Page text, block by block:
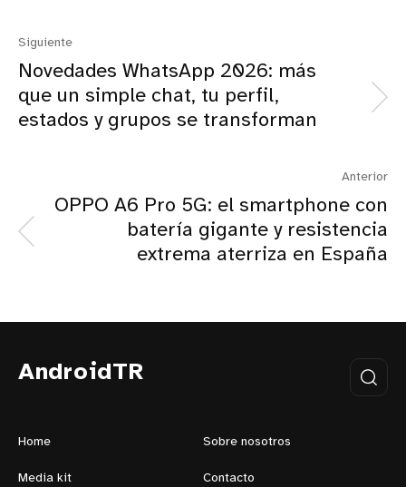
Siguiente
Novedades WhatsApp 2026: más
que un simple chat, tu perfil,
estados y grupos se transforman
Anterior
OPPO A6 Pro 5G: el smartphone con
batería gigante y resistencia
extrema aterriza en España
AndroidTR
Home Sobre nosotros
Media kit Contacto